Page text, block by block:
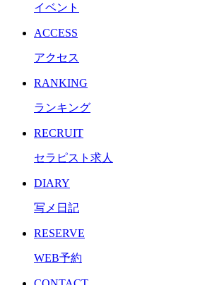
イベント
ACCESS
アクセス
RANKING
ランキング
RECRUIT
セラピスト求人
DIARY
写メ日記
RESERVE
WEB予約